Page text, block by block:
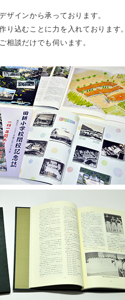
ザインから承っております。
り込むことに力を入れております。
相談だけでも伺います。